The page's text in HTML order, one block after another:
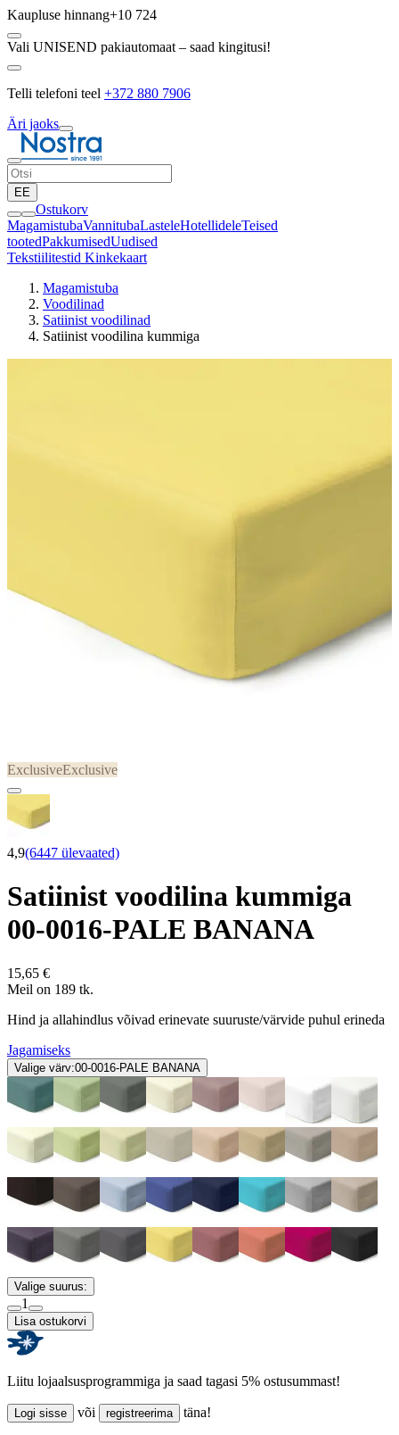
Kaupluse hinnang+10 724
Vali UNISEND pakiautomaat – saad kingitusi!
Telli telefoni teel +372 880 7906
Äri jaoks
EE
Ostukorv
MagamistubaVannitubaLasteleHotellideleTeised
tootedPakkumisedUudised
Tekstiilitestid Kinkekaart
Magamistuba
Voodilinad
Satiinist voodilinad
Satiinist voodilina kummiga
ExclusiveExclusive
4,9(6447 ülevaated)
Satiinist voodilina kummiga
00-0016-PALE BANANA
15,65 €
Meil on 189 tk.
Hind ja allahindlus võivad erinevate suuruste/värvide puhul erineda
Jagamiseks
Valige värv:00-0016-PALE BANANA
Valige suurus:
1
Lisa ostukorvi
Liitu lojaalsusprogrammiga ja saad tagasi 5% ostusummast!
Logi sisse või registreerima täna!